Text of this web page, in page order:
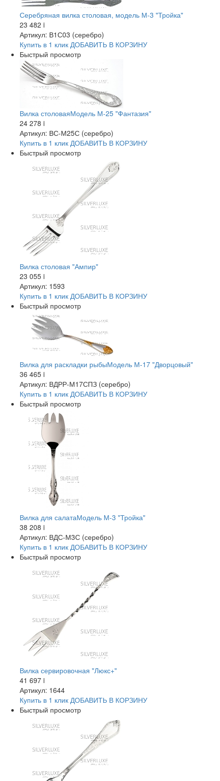
Серебряная вилка столовая, модель М-3 "Тройка"
23 482 i
Артикул: В1С03 (серебро)
Купить в 1 клик ДОБАВИТЬ В КОРЗИНУ
Быстрый просмотр
Вилка столоваяМодель М-25 "Фантазия"
24 278 i
Артикул: ВС-М25С (серебро)
Купить в 1 клик ДОБАВИТЬ В КОРЗИНУ
Быстрый просмотр
Вилка столовая "Ампир"
23 055 i
Артикул: 1593
Купить в 1 клик ДОБАВИТЬ В КОРЗИНУ
Быстрый просмотр
Вилка для раскладки рыбыМодель М-17 "Дворцовый"
36 465 i
Артикул: ВДРР-М17СПЗ (серебро)
Купить в 1 клик ДОБАВИТЬ В КОРЗИНУ
Быстрый просмотр
Вилка для салатаМодель М-3 "Тройка"
38 208 i
Артикул: ВДС-М3С (серебро)
Купить в 1 клик ДОБАВИТЬ В КОРЗИНУ
Быстрый просмотр
Вилка сервировочная "Люкс+"
41 697 i
Артикул: 1644
Купить в 1 клик ДОБАВИТЬ В КОРЗИНУ
Быстрый просмотр